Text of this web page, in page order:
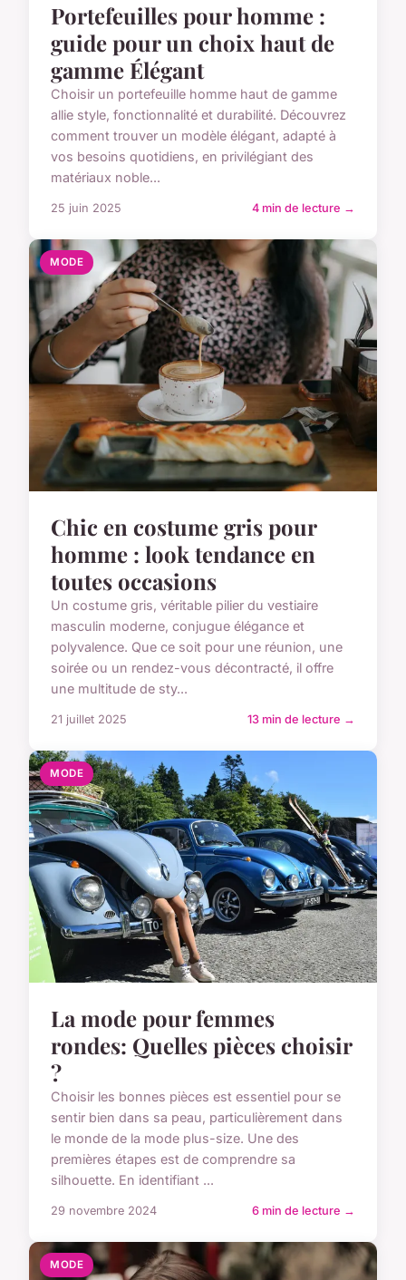
Portefeuilles pour homme :
guide pour un choix haut de
gamme Élégant
Choisir un portefeuille homme haut de gamme
allie style, fonctionnalité et durabilité. Découvrez
comment trouver un modèle élégant, adapté à
vos besoins quotidiens, en privilégiant des
matériaux noble...
25 juin 2025 4 min de lecture →
MODE
Chic en costume gris pour
homme : look tendance en
toutes occasions
Un costume gris, véritable pilier du vestiaire
masculin moderne, conjugue élégance et
polyvalence. Que ce soit pour une réunion, une
soirée ou un rendez-vous décontracté, il offre
une multitude de sty...
21 juillet 2025 13 min de lecture →
MODE
La mode pour femmes
rondes: Quelles pièces choisir
?
Choisir les bonnes pièces est essentiel pour se
sentir bien dans sa peau, particulièrement dans
le monde de la mode plus-size. Une des
premières étapes est de comprendre sa
silhouette. En identifiant ...
29 novembre 2024 6 min de lecture →
MODE